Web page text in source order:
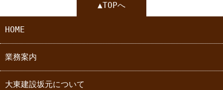
▲TOPへ
HOME
業務案内
大東建設坂元について